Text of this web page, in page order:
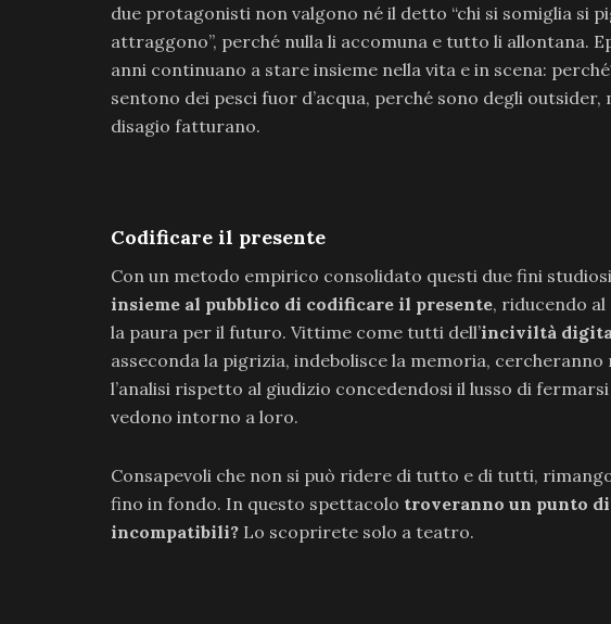
due protagonisti non valgono né il detto “chi si somiglia si
attraggono”, perché nulla li accomuna e tutto li allontana.
anni continuano a stare insieme nella vita e in scena:
sentono dei pesci fuor d’acqua, perché sono degli
disagio fatturano.
Codificare il presente
Con un metodo empirico consolidato questi due fini
insieme al pubblico di codificare il presente, riducendo
la paura per il futuro. Vittime come tutti dell’inciviltà
asseconda la pigrizia, indebolisce la memoria,
l’analisi rispetto al giudizio concedendosi il lusso di
vedono intorno a loro.
Consapevoli che non si può ridere di tutto e di tutti,
fino in fondo. In questo spettacolo troveranno un punto
incompatibili? Lo scoprirete solo a teatro.